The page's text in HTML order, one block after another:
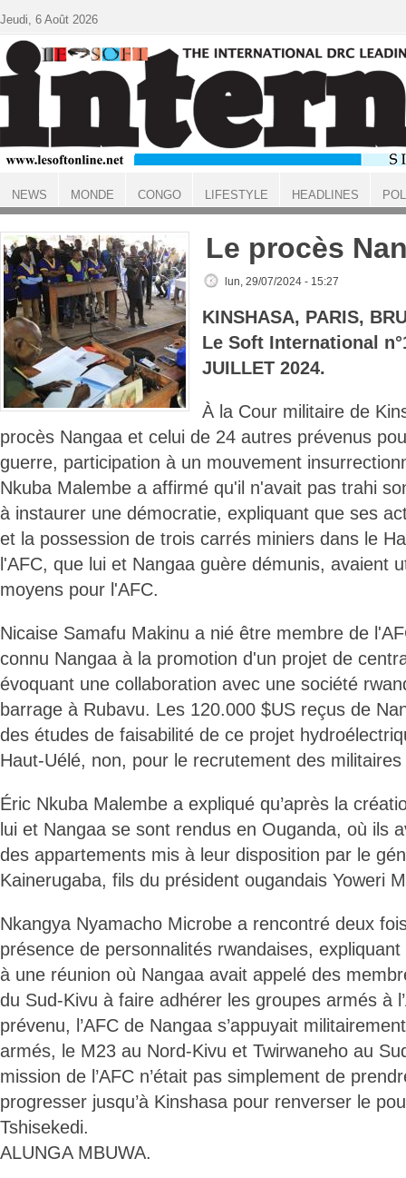
ACCUEIL
Le procès
lun, 29/07/2024 - 15:27
KINSHASA, PARIS,
Le Soft International
JUILLET 2024.
À la Cour militaire de
procès Nangaa et celui de 24 autres prévenus
guerre, participation à un mouvement
Nkuba Malembe a affirmé qu'il n'avait pas trahi
à instaurer une démocratie, expliquant que ses
et la possession de trois carrés miniers dans le
l'AFC, que lui et Nangaa guère démunis, avaient
moyens pour l'AFC.
Nicaise Samafu Makinu a nié être membre de
connu Nangaa à la promotion d'un projet de
évoquant une collaboration avec une société
barrage à Rubavu. Les 120.000 $US reçus de
des études de faisabilité de ce projet
Haut-Uélé, non, pour le recrutement des
Éric Nkuba Malembe a expliqué qu’après la
lui et Nangaa se sont rendus en Ouganda, où ils
des appartements mis à leur disposition par le
Kainerugaba, fils du président ougandais Yoweri
Nkangya Nyamacho Microbe a rencontré deux
présence de personnalités rwandaises,
à une réunion où Nangaa avait appelé des
du Sud-Kivu à faire adhérer les groupes armés à
prévenu, l’AFC de Nangaa s’appuyait
armés, le M23 au Nord-Kivu et Twirwaneho au
mission de l’AFC n’était pas simplement de
progresser jusqu’à Kinshasa pour renverser le
Tshisekedi.
ALUNGA MBUWA.
Jeudi, 6 Août 2026
NEWS MONDE CONGO LIFESTYLE HEADLINES